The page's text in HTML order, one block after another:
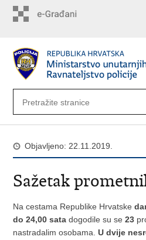
Objavljeno: 22.11.2019.
Sažetak
Na cestama Republike Hrvatske
do 24,00 sata dogodile su se23
nastradalim osobama.U dvije